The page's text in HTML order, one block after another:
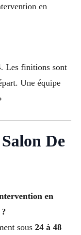
en
Les finitions sont
Une équipe
De
en
sous 24 à 48